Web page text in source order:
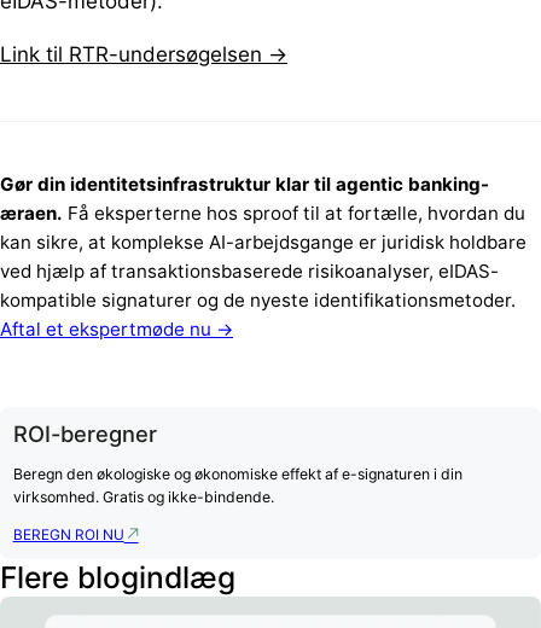
Link til RTR-undersøgelsen →
Gør din identitetsinfrastruktur klar til agentic banking-
æraen. Få eksperterne hos sproof til at fortælle, hvordan du
kan sikre, at komplekse AI-arbejdsgange er juridisk holdbare
ved hjælp af transaktionsbaserede risikoanalyser, eIDAS-
kompatible signaturer og de nyeste identifikationsmetoder.
Aftal et ekspertmøde nu →
ROI-beregner
Beregn den økologiske og økonomiske effekt af e-signaturen i din
virksomhed. Gratis og ikke-bindende.
BEREGN ROI NU
Flere blogindlæg